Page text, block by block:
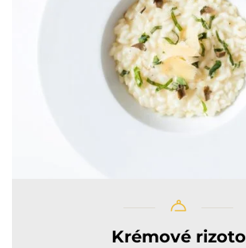
Krémové rizoto